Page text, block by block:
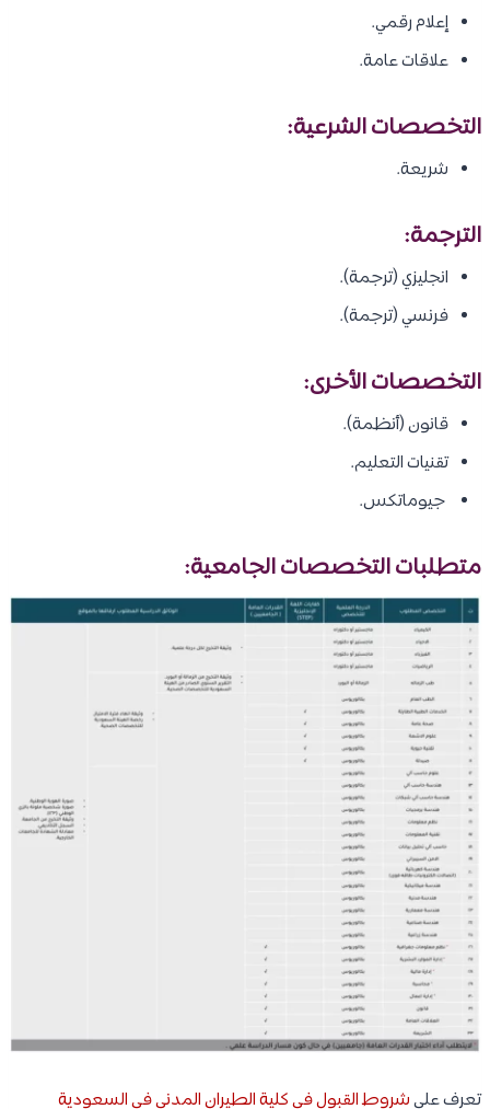
إعلام رقمي.
علاقات عامة.
التخصصات الشرعية:
شريعة.
الترجمة:
انجليزي (ترجمة).
فرنسي (ترجمة).
التخصصات الأخرى:
قانون (أنظمة).
تقنيات التعليم.
جيوماتكس.
متطلبات التخصصات الجامعية:
تعرف علىشروط القبول في كلية الطيران المدني في السعودية